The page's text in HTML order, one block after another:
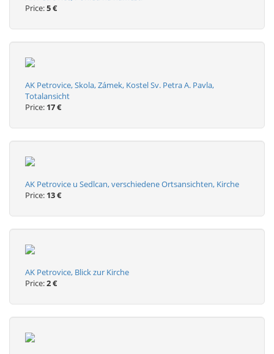
Price:5 €
AK Petrovice, Skola, Zámek, Kostel Sv. Petra A. Pavla,
Totalansicht
Price: 17 €
AK Petrovice u Sedlcan, verschiedene Ortsansichten, Kirche
Price: 13 €
AK Petrovice, Blick zur Kirche
Price:2 €